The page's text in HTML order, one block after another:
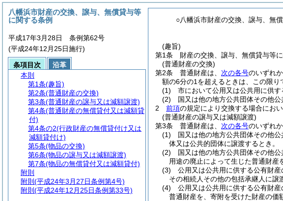
○八幡浜市財産の交換、譲与、無
(趣旨)
第1条
財産の交換、譲与、無償貸与等に
(普通財産の交換)
第2条
普通財産は、 次の各号のいずれ
額の6分の1を超えるときは、この限り
(1)
市において公用又は公共用に供
(2)
国又は他の地方公共団体その他
2
前項の規定により交換する場合にお
(普通財産の譲与又は減額譲渡)
第3条
普通財産は、 次の各号のいずれ
(1)
国又は他の地方公共団体その他
体又は公共的団体に譲渡するとき。
(2)
国又は他の地方公共団体その他
用途の廃止によって生じた普通財産
(3)
公用又は公共用に供する公有財
その相続人その他の包括承継人に譲
(4)
公用又は公共用に供する公有財
普通財産を、寄附を受けた財産の価
八幡浜市財産の交換、譲与、無償貸与等
に関する条例
平成17年3月28日 条例第62号
(平成24年12月25日施行)
条項目次
沿革
本則
第1条(趣旨)
第2条(普通財産の交換)
第3条(普通財産の譲与又は減額譲渡)
第4条(普通財産の無償貸付又は減額貸
付)
第4条の2(行政財産の無償貸付け又は
減額貸付け)
第5条(物品の交換)
第6条(物品の譲与又は減額譲渡)
第7条(物品の無償貸付又は減額貸付)
附則
附則 (平成24年3月27日条例第4号)
附則 (平成24年12月25日条例第33号)